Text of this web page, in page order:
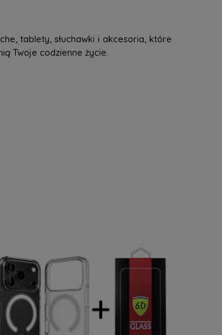
tablety, słuchawki i akcesoria, które
Twoje codzienne życie.